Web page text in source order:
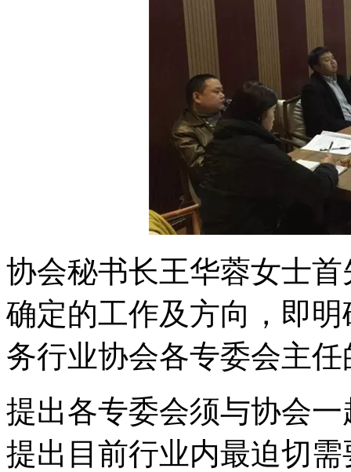
协会秘书长王华蓉女士
确定的工作及方向，即
务行业协会各专委会主
提出各专委会须与协会
提出目前行业内最迫切